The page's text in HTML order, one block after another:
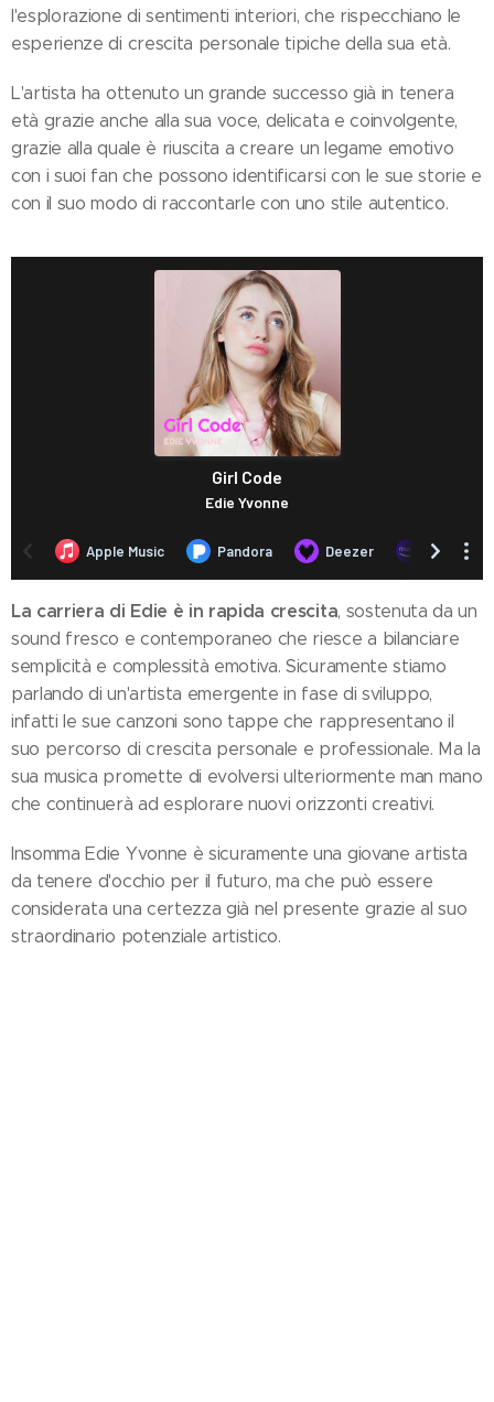
l'esplorazione di sentimenti interiori, che rispecchiano le
esperienze di crescita personale tipiche della sua età.
L'artista ha ottenuto un grande successo già in tenera
età grazie anche alla sua voce, delicata e coinvolgente,
grazie alla quale è riuscita a creare un legame emotivo
con i suoi fan che possono identificarsi con le sue storie e
con il suo modo di raccontarle con uno stile autentico.
La carriera di Edie è in rapida crescita, sostenuta da un
sound fresco e contemporaneo che riesce a bilanciare
semplicità e complessità emotiva. Sicuramente stiamo
parlando di un'artista emergente in fase di sviluppo,
infatti le sue canzoni sono tappe che rappresentano il
suo percorso di crescita personale e professionale. Ma la
sua musica promette di evolversi ulteriormente man mano
che continuerà ad esplorare nuovi orizzonti creativi.
Insomma Edie Yvonne è sicuramente una giovane artista
da tenere d'occhio per il futuro, ma che può essere
considerata una certezza già nel presente grazie al suo
straordinario potenziale artistico.